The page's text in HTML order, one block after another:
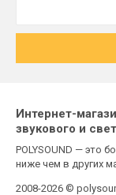
Интернет-
звукового и
POLYSOUND — это
ниже чем в других
2008-2026 ©